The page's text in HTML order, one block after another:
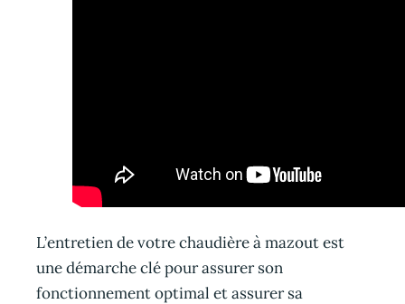
L’entretien de votre chaudière à mazout est
une démarche clé pour assurer son
fonctionnement optimal et assurer sa